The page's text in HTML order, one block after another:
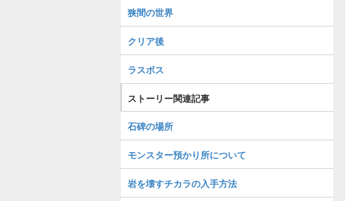
狭間の世界
クリア後
ラスボス
ストーリー関連記事
石碑の場所
モンスター預かり所について
岩を壊すチカラの入手方法